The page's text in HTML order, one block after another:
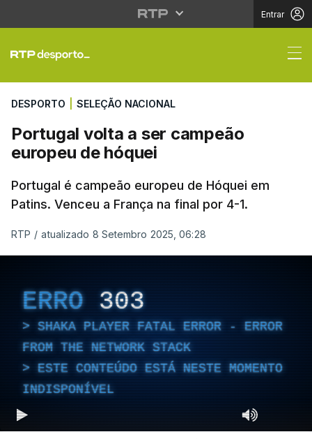
Entrar
Portugal volta a ser
DESPORTO SELEÇÃO NACIONAL
Portugal volta a ser campeão
europeu de hóquei
Portugal é campeão europeu de Hóquei em
Patins. Venceu a França na final por 4-1.
RTP / atualizado 8 Setembro 2025, 06:28
ERRO 303
SHAKA PLAYER FATAL ERROR - ERROR
FROM THE NETWORK STACK
ESTE CONTEÚDO ESTÁ NESTE MOMENTO
INDISPONÍVEL